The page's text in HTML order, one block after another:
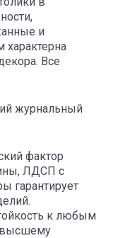
и
Все
журнальный
фактор
ЛДСП с
гарантирует
к любым
высшему